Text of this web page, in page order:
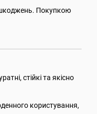
Покупкою
стійкі та якісно
користування,